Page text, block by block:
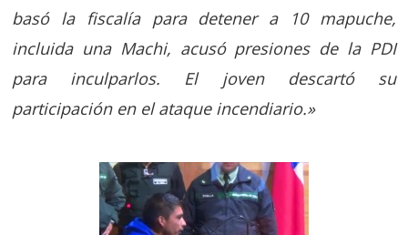
basó la fiscalía para detener a 10 mapuche,
incluida una Machi, acusó presiones de la PDI
para inculparlos. El joven descartó su
participación en el ataque incendiario.»